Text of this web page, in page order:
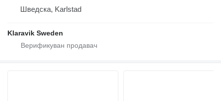
Шведска, Karlstad
Klaravik Sweden